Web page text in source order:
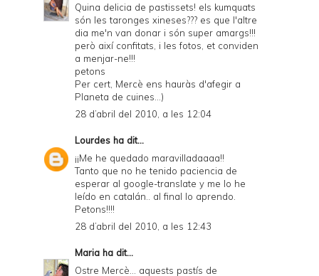
Quina delicia de pastissets! els kumquats
són les taronges xineses??? es que l'altre
dia me'n van donar i són super amargs!!!
però així confitats, i les fotos, et conviden
a menjar-ne!!!
petons
Per cert, Mercè ens hauràs d'afegir a
Planeta de cuines...)
28 d’abril del 2010, a les 12:04
Lourdes ha dit...
¡¡Me he quedado maravilladaaaa!!
Tanto que no he tenido paciencia de
esperar al google-translate y me lo he
leído en catalán.. al final lo aprendo.
Petons!!!!
28 d’abril del 2010, a les 12:43
Maria ha dit...
Ostre Mercè... aquests pastís de